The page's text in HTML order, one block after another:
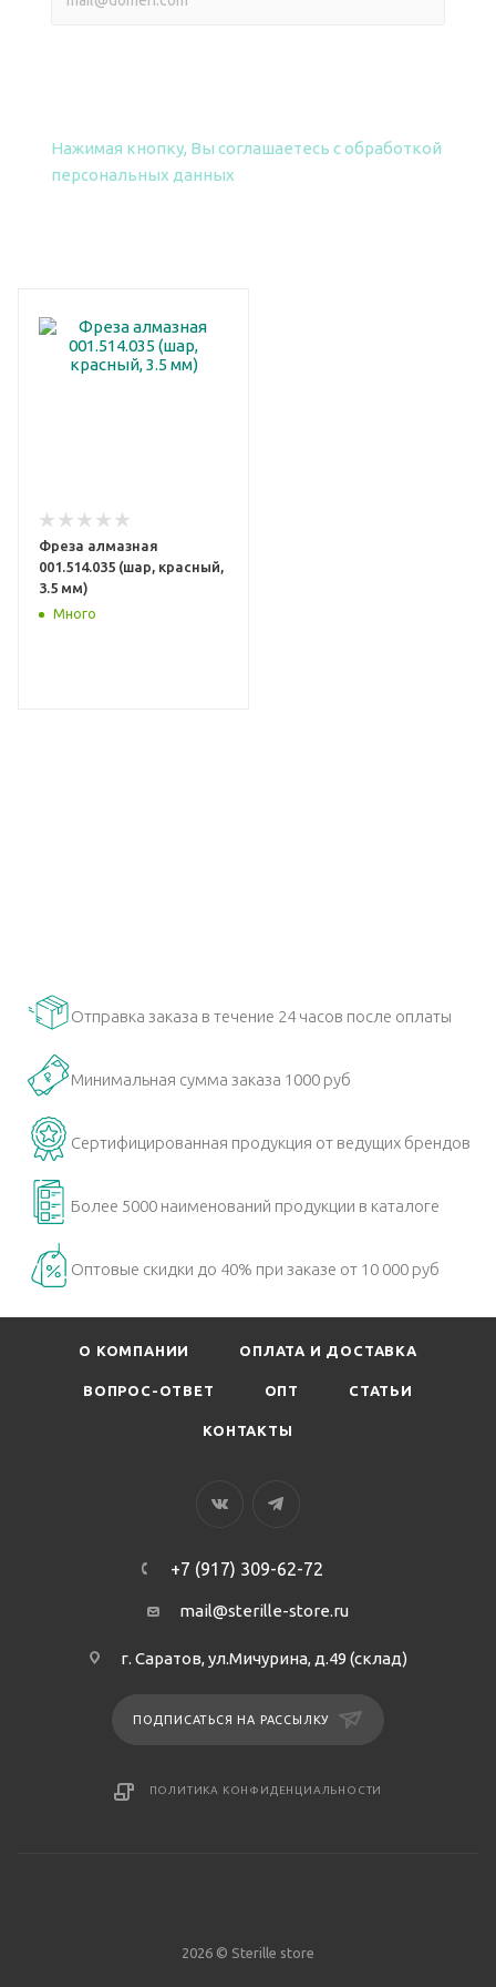
Нажимая кнопку, Вы соглашаетесь с обработкой
персональных данных
Фреза алмазная
001.514.035 (шар, красный,
3.5 мм)
Много
Отправка заказа в течение 24 часов после оплаты
Минимальная сумма заказа 1000 руб
Сертифицированная продукция от ведущих брендов
Более 5000 наименований продукции в каталоге
Оптовые скидки до 40% при заказе от 10 000 руб
О КОМПАНИИ ОПЛАТА И ДОСТАВКА
ВОПРОС-ОТВЕТ ОПТ СТАТЬИ
КОНТАКТЫ
+7 (917) 309-62-72
mail@sterille-store.ru
г. Саратов, ул.Мичурина, д.49 (склад)
ПОДПИСАТЬСЯ НА РАССЫЛКУ
ПОЛИТИКА КОНФИДЕНЦИАЛЬНОСТИ
2026 © Sterille store